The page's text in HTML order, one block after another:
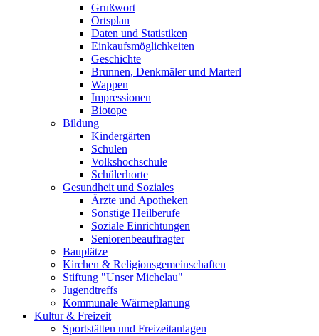
Grußwort
Ortsplan
Daten und Statistiken
Einkaufsmöglichkeiten
Geschichte
Brunnen, Denkmäler und Marterl
Wappen
Impressionen
Biotope
Bildung
Kindergärten
Schulen
Volkshochschule
Schülerhorte
Gesundheit und Soziales
Ärzte und Apotheken
Sonstige Heilberufe
Soziale Einrichtungen
Seniorenbeauftragter
Bauplätze
Kirchen & Religionsgemeinschaften
Stiftung "Unser Michelau"
Jugendtreffs
Kommunale Wärmeplanung
Kultur & Freizeit
Sportstätten und Freizeitanlagen